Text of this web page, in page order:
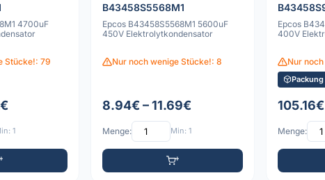
4700uF
Stücke!: 79
1
B43458S5568M1
Epcos B43458S5568M1 5600uF
450V Elektrolytkondensator
Nur noch wenige Stücke!: 8
8.94€ – 11.69€
Menge: Min: 1
Epcos
400V
Nur
Menge: